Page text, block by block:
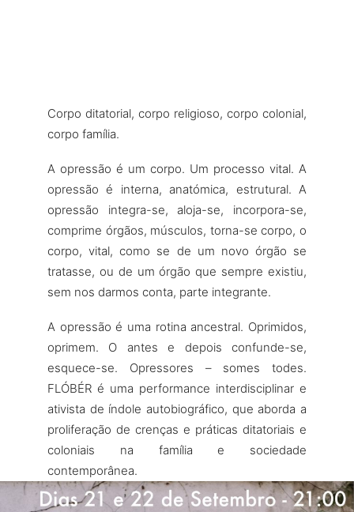
Corpo ditatorial, corpo religioso, corpo colonial,
corpo família.
A opressão é um corpo. Um processo vital. A
opressão é interna, anatómica, estrutural. A
opressão integra-se, aloja-se, incorpora-se,
comprime órgãos, músculos, torna-se corpo, o
corpo, vital, como se de um novo órgão se
tratasse, ou de um órgão que sempre existiu,
sem nos darmos conta, parte integrante.
A opressão é uma rotina ancestral. Oprimidos,
oprimem. O antes e depois confunde-se,
esquece-se. Opressores – somes todes.
FLÓBÉR é uma performance interdisciplinar e
ativista de índole autobiográfico, que aborda a
proliferação de crenças e práticas ditatoriais e
coloniais na família e sociedade
contemporânea.